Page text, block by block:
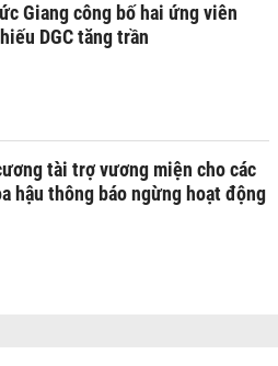
Giang công bố hai ứng viên
DGC tăng trần
tài trợ vương miện cho các
hậu thông báo ngừng hoạt động